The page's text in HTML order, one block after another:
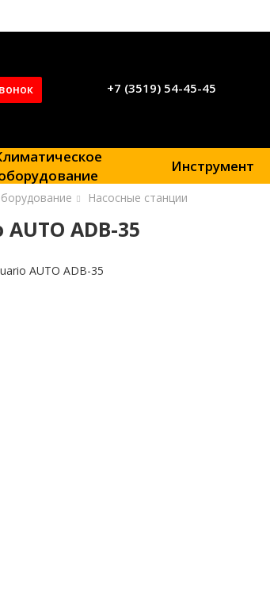
+7 (3519) 54-45-45
Инструмент
Насосные станции
ADB-35